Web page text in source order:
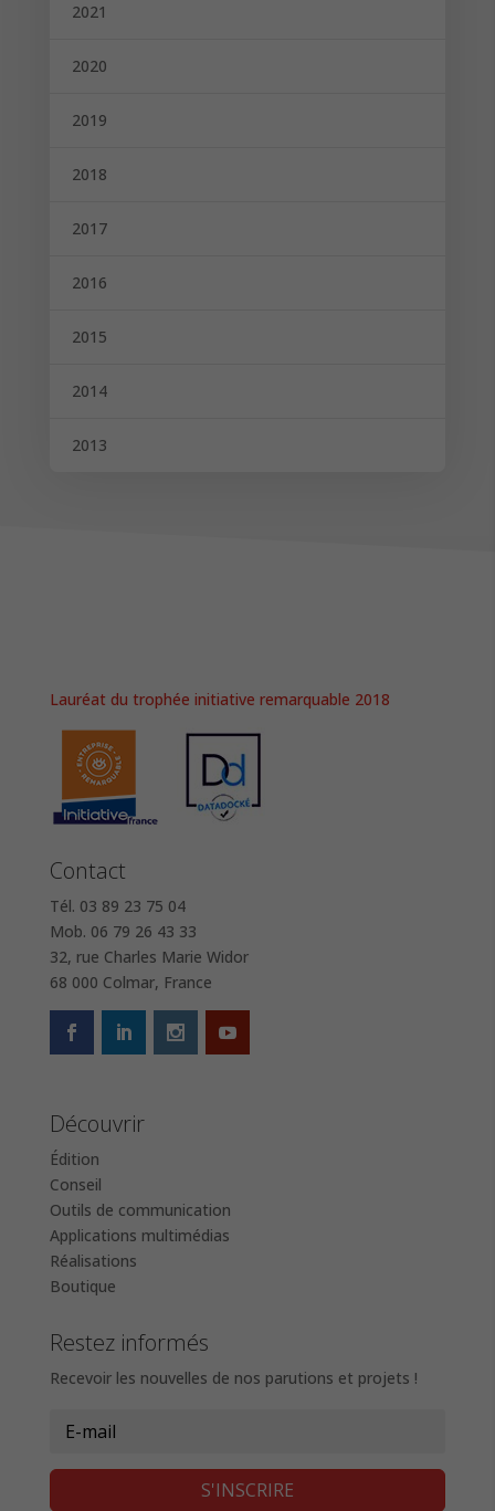
2021
2020
2019
2018
2017
2016
2015
2014
2013
Lauréat du trophée initiative remarquable 2018
Contact
Tél. 03 89 23 75 04
Mob. 06 79 26 43 33
32, rue Charles Marie Widor
68 000 Colmar, France
Découvrir
Édition
Conseil
Outils de communication
Applications multimédias
Réalisations
Boutique
Restez informés
Recevoir les nouvelles de nos parutions et projets !
S'INSCRIRE